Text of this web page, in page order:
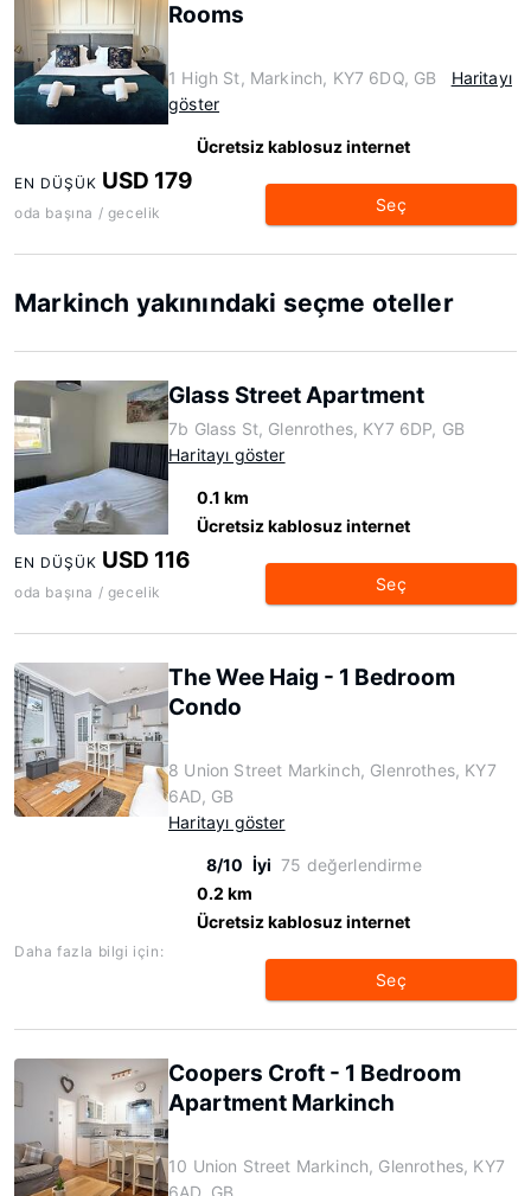
Rooms
1 High St, Markinch, KY7 6DQ, GB
Haritayı
göster
Ücretsiz kablosuz internet
EN DÜŞÜK USD 179
oda başına / gecelik Seç
Markinch yakınındaki seçme oteller
Glass Street Apartment
7b Glass St, Glenrothes, KY7 6DP, GB
Haritayı göster
0.1 km
Ücretsiz kablosuz internet
EN DÜŞÜK USD 116
oda başına / gecelik Seç
The Wee Haig - 1 Bedroom
Condo
8 Union Street Markinch, Glenrothes, KY7
6AD, GB
Haritayı göster
8/10 İyi 75 değerlendirme
0.2 km
Ücretsiz kablosuz internet
Daha fazla bilgi için:
Seç
Coopers Croft - 1 Bedroom
Apartment Markinch
10 Union Street Markinch, Glenrothes, KY7
6AD, GB